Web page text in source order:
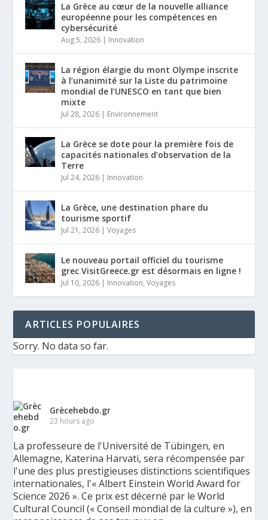
La Grèce au cœur de la nouvelle alliance
européenne pour les compétences en
cybersécurité
Aug 5, 2026 | Innovation
La région élargie du mont Olympe inscrite
à l’unanimité sur la Liste du patrimoine
mondial de l’UNESCO en tant que bien
mixte
Jul 28, 2026 | Environnement
La Grèce se dote pour la première fois de
capacités nationales d’observation de la
Terre
Jul 24, 2026 | Innovation
La Grèce, une destination phare du
tourisme sportif
Jul 21, 2026 |Voyages
Le nouveau portail officiel du tourisme
grec VisitGreece.gr est désormais en ligne !
Jul 10, 2026 | Innovation,Voyages
ARTICLES POPULAIRES
Sorry. No data so far.
Grècehebdo.gr
23 hours ago
La professeure de l'Université de Tübingen, en
Allemagne, Katerina Harvati, sera récompensée par
l'une des plus prestigieuses distinctions scientifiques
internationales, l'« Albert Einstein World Award for
Science 2026 ». Ce prix est décerné par le World
Cultural Council (« Conseil mondial de la culture »), en